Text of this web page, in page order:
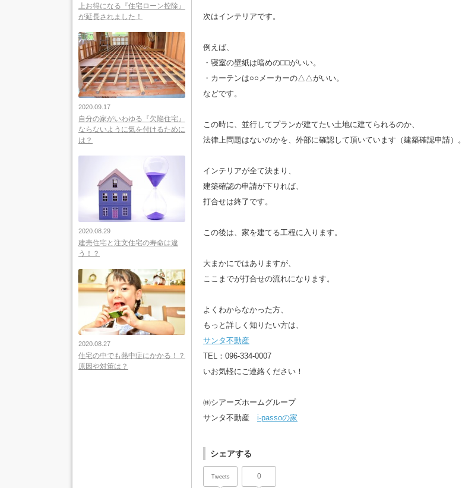
次はインテリアです。
例えば、
・寝室の壁紙は暗めの□□がいい。
・カーテンは○○メーカーの△△がいい。
などです。
この時に、並行してプランが建てたい土地に建てられるのか、
法律上問題はないのかを、外部に確認して頂いています（建築確認申請）。
インテリアが全て決まり、
建築確認の申請が下りれば、
打合せは終了です。
この後は、家を建てる工程に入ります。
大まかにではありますが、
ここまでが打合せの流れになります。
よくわからなかった方、
もっと詳しく知りたい方は、
サンタ不動産
TEL：096-334-0007
いお気軽にご連絡ください！
㈱シアーズホームグループ
サンタ不動産 i-passoの家
シェアする
Tweets 0
上お得になる『住宅ローン控除』
が延長されました！
2020.09.17
自分の家がいわゆる『欠陥住宅』
ならないように気を付けるために
は？
2020.08.29
建売住宅と注文住宅の寿命は違
う！？
2020.08.27
住宅の中でも熱中症にかかる！？
原因や対策は？